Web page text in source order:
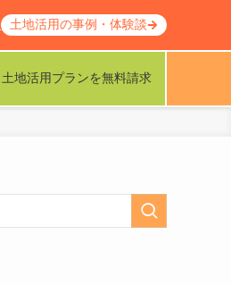
土地活用プランを無料請求
土地活用の事例・体験談